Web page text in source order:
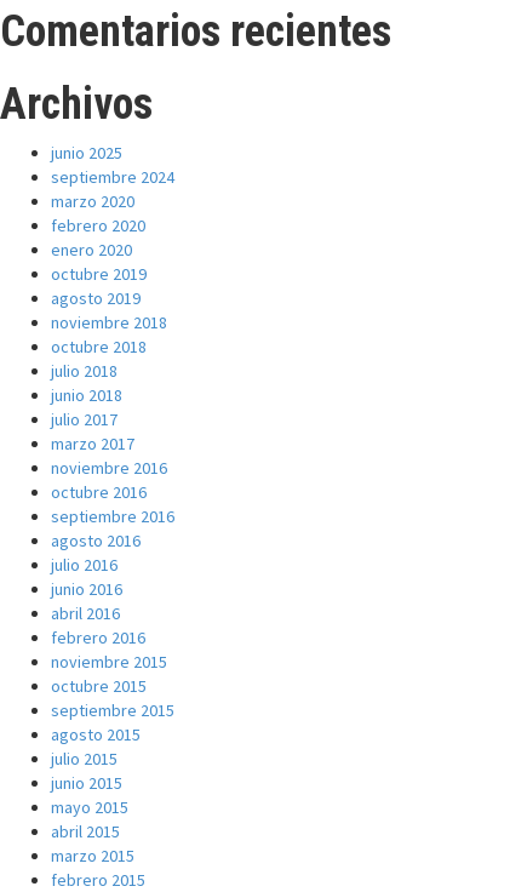
Comentarios recientes
Archivos
junio 2025
septiembre 2024
marzo 2020
febrero 2020
enero 2020
octubre 2019
agosto 2019
noviembre 2018
octubre 2018
julio 2018
junio 2018
julio 2017
marzo 2017
noviembre 2016
octubre 2016
septiembre 2016
agosto 2016
julio 2016
junio 2016
abril 2016
febrero 2016
noviembre 2015
octubre 2015
septiembre 2015
agosto 2015
julio 2015
junio 2015
mayo 2015
abril 2015
marzo 2015
febrero 2015